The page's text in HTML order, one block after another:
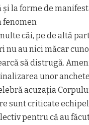
la forme de
fenomen
căi, pe de altă
nu au nici măcar
să distrugă.
unor
acuzația
sunt criticate
pentru că au